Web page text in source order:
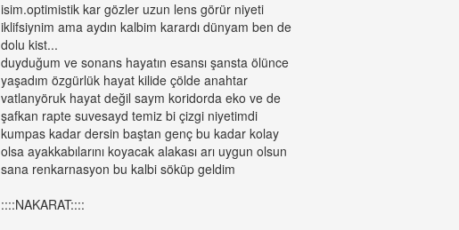
isim.optimistik kar gözler uzun lens görür niyeti
iklifsiynim ama aydın kalbim karardı dünyam ben de
dolu kist...
duyduğum ve sonans hayatın esansı şansta ölünce
yaşadım özgürlük hayat kilide çölde anahtar
vatlanyöruk hayat değil saym koridorda eko ve de
şafkan rapte suvesayd temiz bi çizgi niyetimdi
kumpas kadar dersin baştan genç bu kadar kolay
olsa ayakkabılarını koyacak alakası arı uygun olsun
sana renkarnasyon bu kalbi söküp geldim
::::NAKARAT::::